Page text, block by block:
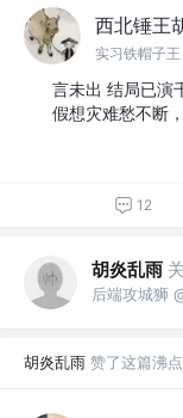
西北锤王
言未出 结局已演
假想灾难愁不断
12
胡炎乱雨
后端攻城狮
胡炎乱雨 赞了这篇沸点